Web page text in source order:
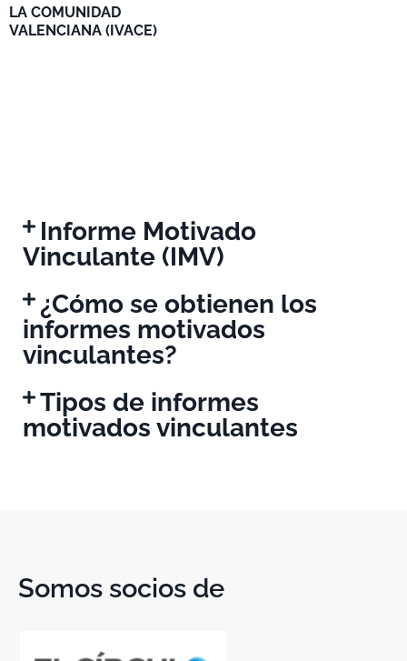
LA COMUNIDAD
VALENCIANA (IVACE)
Informe Motivado
Vinculante (IMV)
¿Cómo se obtienen los
informes motivados
vinculantes?
Tipos de informes
motivados vinculantes
Somos socios de